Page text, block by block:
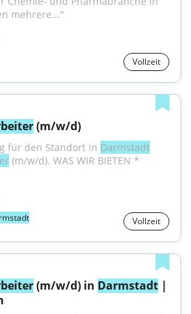
mehrere..."
Vollzeit
(m/w/d)
für den Standort in Darmstadt
(m/w/d). WAS WIR BIETEN *
Vollzeit
(m/w/d) in Darmstadt |